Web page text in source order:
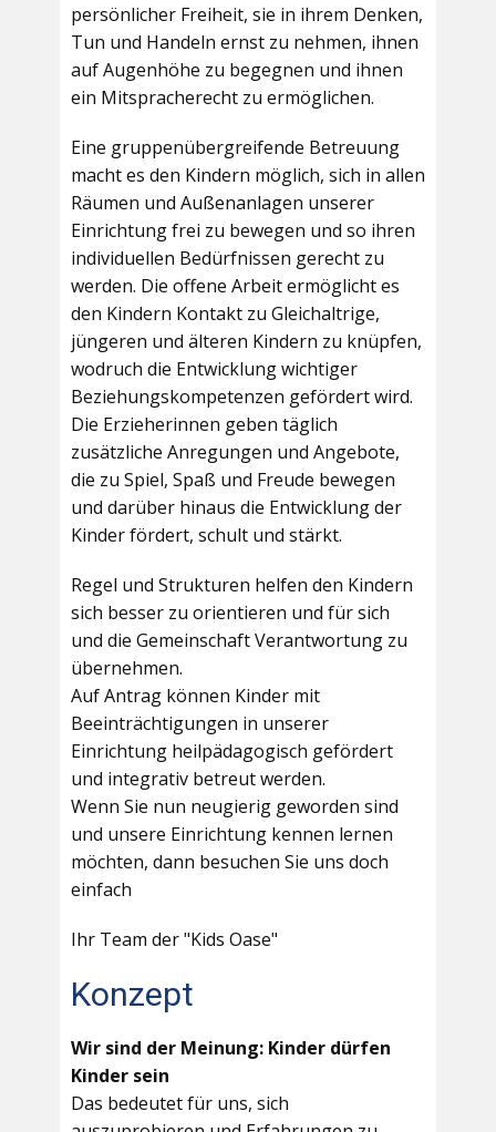
persönlicher Freiheit, sie in ihrem Denken,
Tun und Handeln ernst zu nehmen, ihnen
auf Augenhöhe zu begegnen und ihnen
ein Mitspracherecht zu ermöglichen.
Eine gruppenübergreifende Betreuung
macht es den Kindern möglich, sich in allen
Räumen und Außenanlagen unserer
Einrichtung frei zu bewegen und so ihren
individuellen Bedürfnissen gerecht zu
werden. Die offene Arbeit ermöglicht es
den Kindern Kontakt zu Gleichaltrige,
jüngeren und älteren Kindern zu knüpfen,
wodruch die Entwicklung wichtiger
Beziehungskompetenzen gefördert wird.
Die Erzieherinnen geben täglich
zusätzliche Anregungen und Angebote,
die zu Spiel, Spaß und Freude bewegen
und darüber hinaus die Entwicklung der
Kinder fördert, schult und stärkt.
Regel und Strukturen helfen den Kindern
sich besser zu orientieren und für sich
und die Gemeinschaft Verantwortung zu
übernehmen.
Auf Antrag können Kinder mit
Beeinträchtigungen in unserer
Einrichtung heilpädagogisch gefördert
und integrativ betreut werden.
Wenn Sie nun neugierig geworden sind
und unsere Einrichtung kennen lernen
möchten, dann besuchen Sie uns doch
einfach
Ihr Team der "Kids Oase"
Konzept
Wir sind der Meinung: Kinder dürfen
Kinder sein
Das bedeutet für uns, sich